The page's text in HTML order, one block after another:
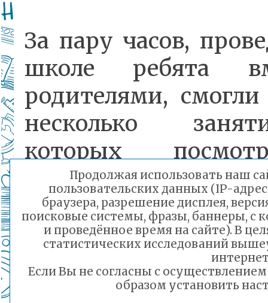
За пару часов,
школе ребята
родителями, смогли
несколько
которых
смогли проиграть
ситуации,
спели песни,
спроектировали
Продолжая использовать наш
пользовательских данных (IP-
браузера, разрешение дисплея,
поисковые системы, фразы, баннеры, с
и проведённое время на сайте). В
статистических исследований
Если Вы не согласны с
образом установить